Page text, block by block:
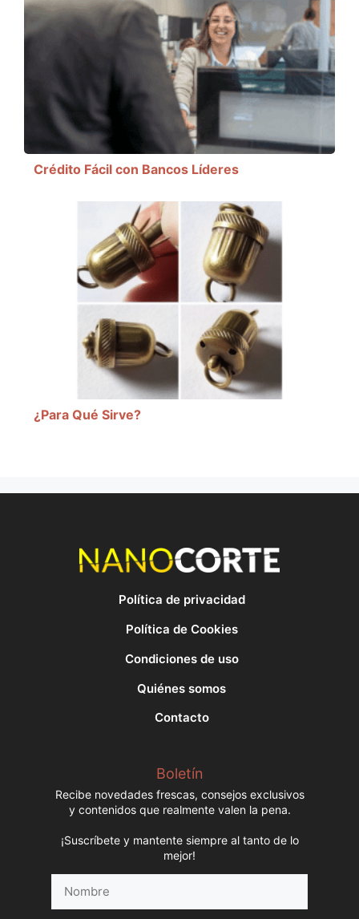
Crédito Fácil con Bancos Líderes
¿Para Qué Sirve?
Política de privacidad
Política de Cookies
Condiciones de uso
Quiénes somos
Contacto
Boletín
Recibe novedades frescas, consejos exclusivos
y contenidos que realmente valen la pena.
¡Suscríbete y mantente siempre al tanto de lo
mejor!